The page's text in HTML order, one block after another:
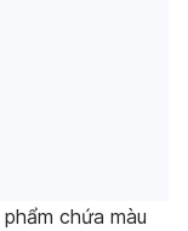
chứa màu